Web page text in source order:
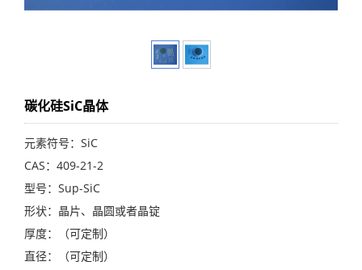
碳化硅SiC晶体
元素符号：SiC
CAS：409-21-2
型号：Sup-SiC
形状：晶片、晶圆或者晶锭
厚度：（可定制）
直径：（可定制）